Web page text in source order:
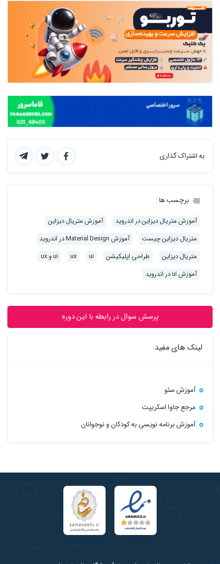
به اشتراک گذاری
برچسب ها :
آموزش متریال دیزاین در اندروید
آموزش متریال دیزاین
متریال دیزاین چیست
آموزش Material Design در اندروید
متریال دیزاین
طراحی اپلیکیشن ui
ux
ui و ux
آموزش ui در اندروید
پرسش سوال در رابطه با این دوره
لینک های مفید
آموزش سئو
مرجع جاوا اسکریپت
آموزش برنامه نویسی به کودکان و نوجوانان